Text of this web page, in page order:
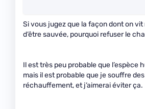
Si vous jugez que la façon dont on
d’être sauvée, pourquoi refuser le
Il est très peu probable que l’espèce
mais il est probable que je souffre
réchauffement, et j’aimerai éviter ça.